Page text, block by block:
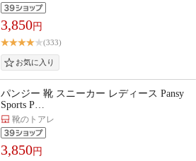
3,850円
(333)
パンジー 靴 スニーカー レディース Pansy
Sports P…
靴のトアレ
3,850円